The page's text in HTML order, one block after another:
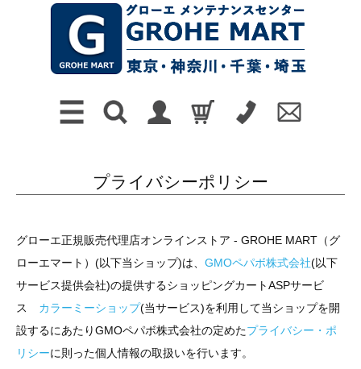
プライバシーポリシー
グローエ正規販売代理店オンラインストア - GROHE MART（グ
ローエマート）(以下当ショップ)は、 GMOペパボ株式会社(以下
サービス提供会社)の提供するショッピングカートASPサービ
ス カラーミーショップ(当サービス)を利用して当ショップを開
設するにあたりGMOペパボ株式会社の定めたプライバシー・ポ
リシーに則った個人情報の取扱いを行います。